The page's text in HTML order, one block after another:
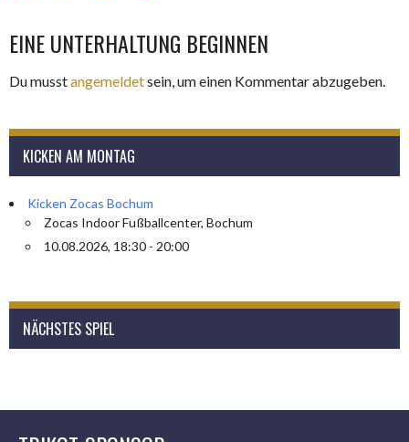
EINE UNTERHALTUNG BEGINNEN
Du musstangemeldetsein, um einen Kommentar abzugeben.
KICKEN AM MONTAG
Kicken Zocas Bochum
Zocas Indoor Fußballcenter, Bochum
10.08.2026, 18:30 - 20:00
NÄCHSTES SPIEL